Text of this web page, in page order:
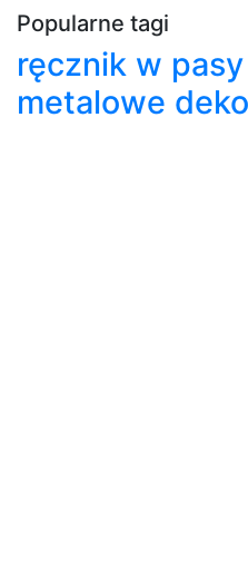
Popularne tagi
ręcznik w
metalowe